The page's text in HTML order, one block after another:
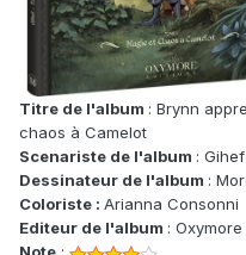
Titre de l'album : Brynn
chaos à Camelot
Scenariste de l'album : Gihef
Dessinateur de l'album :
Coloriste : Arianna Consonni
Editeur de l'album : Oxymore